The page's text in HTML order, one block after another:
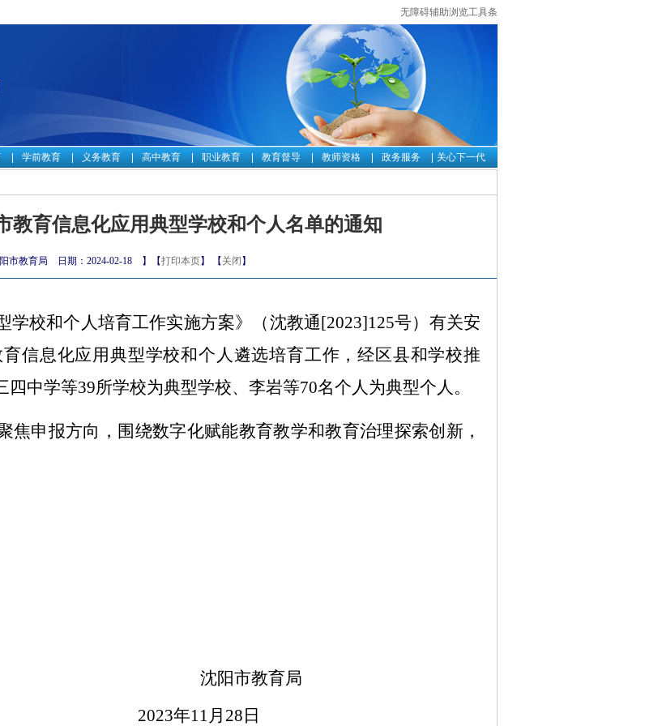
无障碍辅助浏览工具条
学前教育 义务教育 高中教育 职业教育 教育督导 教师资格 政务服务 关心下一代
教育信息化应用典型学校和个人名单的通知
阳市教育局 日期：2024-02-18 】【打印本页】 【 关闭 】
学校和个人培育工作实施方案》 （沈教通[2023]125号） 有关安
育信息化应用典型学校和个人遴选培育工作，经区县和学校推
四中学等39所学校为典型学校、 李岩等70名个人为典型个人 。
焦申报方向，围绕数字化赋能教育教学和教育治理探索创新，
沈阳市教育局
2023年11月 28 日